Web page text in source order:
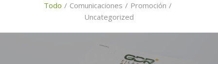
Todo / Comunicaciones / Promoción /
Uncategorized